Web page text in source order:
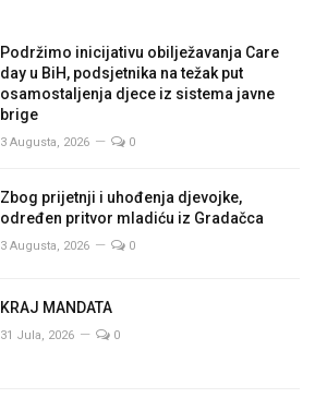
Podržimo inicijativu obilježavanja Care
day u BiH, podsjetnika na težak put
osamostaljenja djece iz sistema javne
brige
3 Augusta, 2026 0
Zbog prijetnji i uhođenja djevojke,
određen pritvor mladiću iz Gradačca
3 Augusta, 2026 0
KRAJ MANDATA
31 Jula, 2026 0